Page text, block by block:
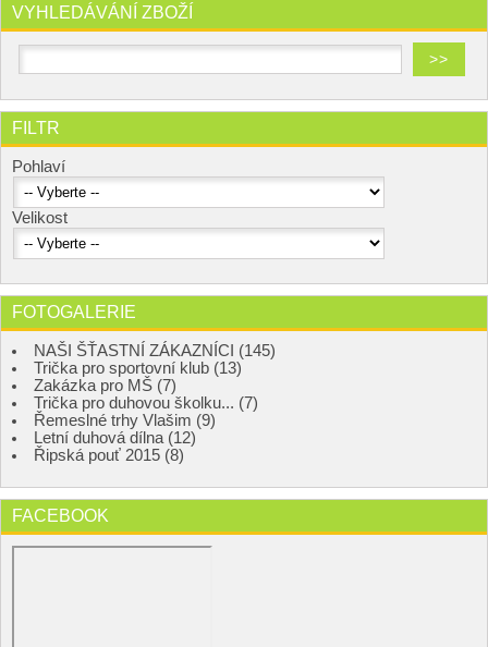
VYHLEDÁVÁNÍ ZBOŽÍ
FILTR
Pohlaví
Velikost
FOTOGALERIE
NAŠI ŠŤASTNÍ ZÁKAZNÍCI (145)
Trička pro sportovní klub (13)
Zakázka pro MŠ (7)
Trička pro duhovou školku... (7)
Řemeslné trhy Vlašim (9)
Letní duhová dílna (12)
Řipská pouť 2015 (8)
FACEBOOK